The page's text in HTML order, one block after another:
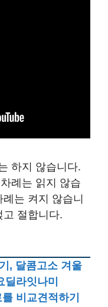
하지 않습니다.
례는 읽지 않습
는 켜지 않습니
고 절합니다.
, 달콤고소 겨울
라잇나미
비교견적하기